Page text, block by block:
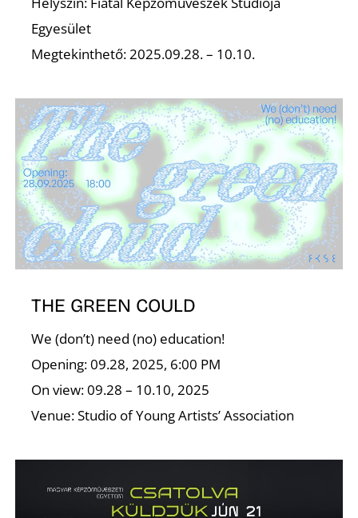
Egyesület
Megtekinthető: 2025.09.28. – 10.10.
THE GREEN COULD
We (don’t) need (no) education!
Opening: 09.28, 2025, 6:00 PM
On view: 09.28 – 10.10, 2025
Venue: Studio of Young Artists’ Association